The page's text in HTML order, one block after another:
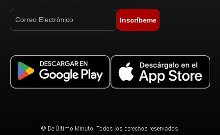
Inscríbeme
© De Último Minuto. Todos los derechos reservados.